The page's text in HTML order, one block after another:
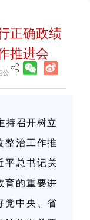
正确政绩
推进会
公
持召开树立
整治工作推
平总书记关
育的重要讲
党中央、省